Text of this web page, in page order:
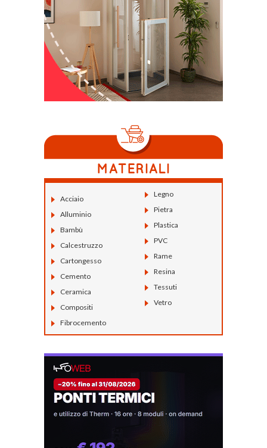
Acciaio
Alluminio
Bambù
Calcestruzzo
Cartongesso
Cemento
Ceramica
Compositi
Fibrocemento
Legno
Pietra
Plastica
PVC
Rame
Resina
Tessuti
Vetro